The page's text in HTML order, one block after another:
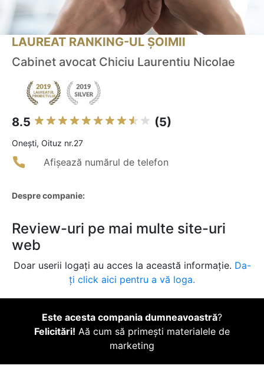
LAUREAT RANKING-UL ȘOIMII
Cabinet avocat Chiciu Laurentiu Nicolae
8.5 (5)
Oneşti, Oituz nr.27
Afișează numărul de telefon
Despre companie:
Review-uri pe mai multe site-uri
web
Doar userii logați au acces la această informație. Da-
ți click aici pentru a vă loga.
Este acesta compania dumneavoastră?
Felicitări! Aă cum să primești materialele de
marketing